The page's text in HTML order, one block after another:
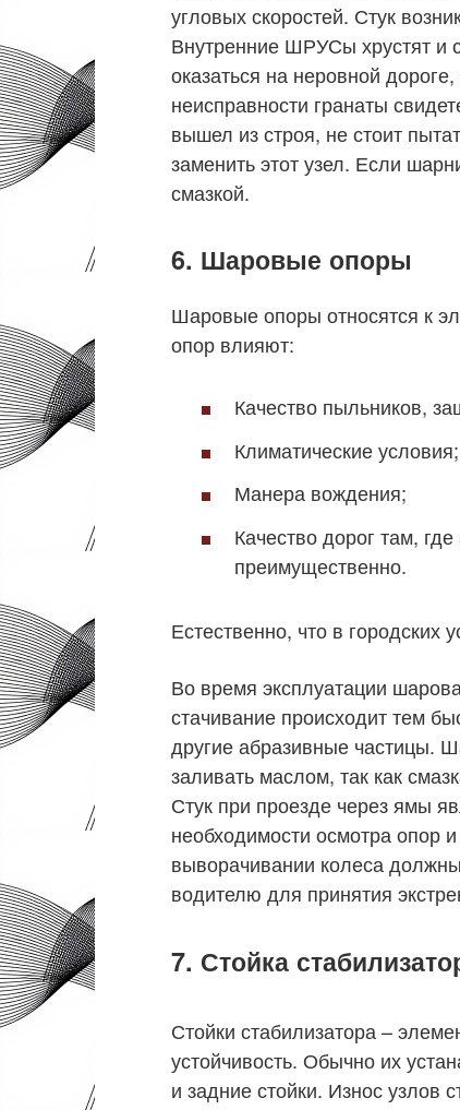
угловых скоростей. Стук
Внутренние ШРУСы хрустят и
оказаться на неровной
неисправности гранаты
вышел из строя, не стоит
заменить этот узел. Если
смазкой.
6. Шаровые опоры
Шаровые опоры относятся к
опор влияют:
Качество пыльников,
Климатические условия;
Манера вождения;
Качество дорог там,
преимущественно.
Естественно, что в
Во время эксплуатации
стачивание происходит тем
другие абразивные частицы.
заливать маслом, так как
Стук при проезде через ямы
необходимости осмотра
выворачивании колеса
водителю для принятия
7. Стойка
Стойки стабилизатора –
устойчивость. Обычно их
и задние стойки. Износ узлов